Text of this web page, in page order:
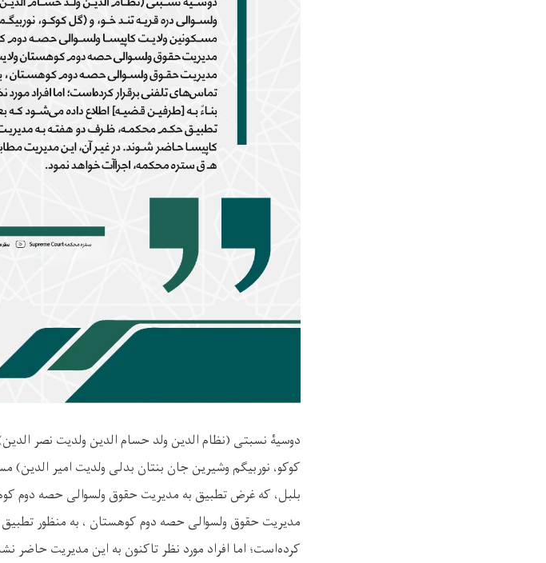
دوسیۀ نسبتی (نظام الدین ولد حسام الدین ولدیت نصر
کوکو، نوربیگم وشیرین جان بنتان بدلی ولدیت امیر
بلبل، که غرض تطبیق به مدیریت حقوق ولسوالی حصه دوم
مدیریت حقوق ولسوالی حصه دوم کوهستان ، به ‌منظور
کرده‌است؛ اما افراد مورد نظر تاکنون به این مدیریت حاضر